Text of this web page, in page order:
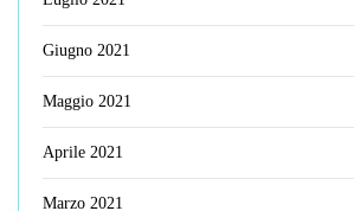
Giugno 2021
Maggio 2021
Aprile 2021
Marzo 2021